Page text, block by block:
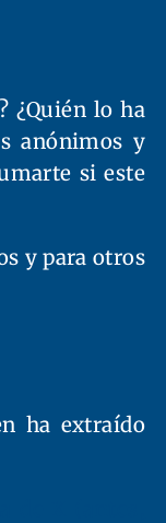
¿Quién lo ha
anónimos y
si este
y para otros
ha extraído